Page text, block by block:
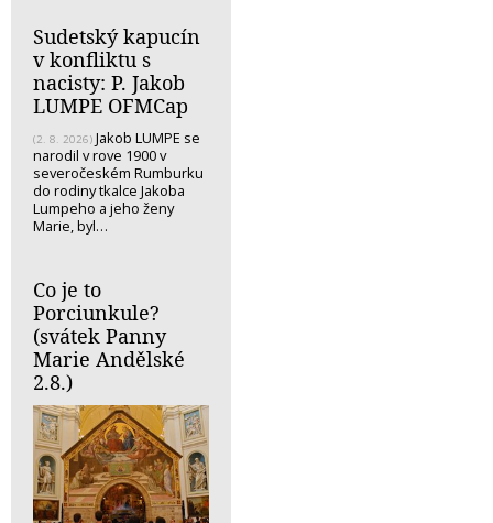
Sudetský kapucín
v konfliktu s
nacisty: P. Jakob
LUMPE OFMCap
(2. 8. 2026) Jakob LUMPE se
narodil v rove 1900 v
severočeském Rumburku
do rodiny tkalce Jakoba
Lumpeho a jeho ženy
Marie, byl…
Co je to
Porciunkule?
(svátek Panny
Marie Andělské
2.8.)